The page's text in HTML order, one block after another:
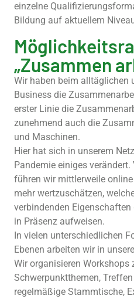
einzelne
Bildung auf aktuellem
„Zusammen
Wir haben beim alltäglichen
Business die
erster Linie die
zunehmend auch die
und Maschinen.
Hier hat sich in unserem
Pandemie einiges
führen wir mittlerweile
mehr wertzuschätzen,
verbindenden
in Präsenz aufweisen.
In vielen unterschiedlichen
Ebenen arbeiten wir in
Wir organisieren Workshops
Schwerpunktthemen,
regelmäßige Stammtische,